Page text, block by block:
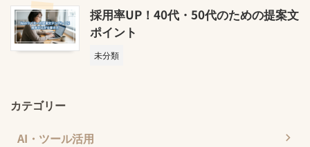
採用率UP！40代・50代のための提案文
ポイント
未分類
カテゴリー
AI・ツール活用